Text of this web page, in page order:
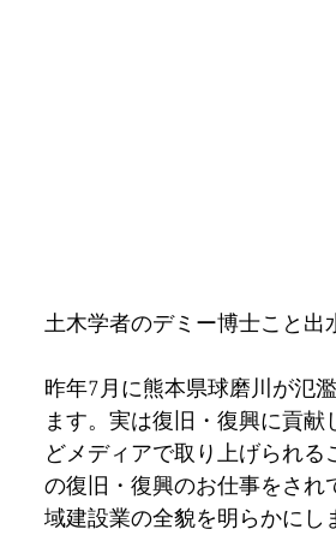
土木学者のデミー博士こと出
昨年7月に熊本県球磨川が氾
ます。実は復旧・復興に貢
どメディアで取り上げられ
の復旧・復興のお仕事をさ
域建設業の全貌を明らかにし